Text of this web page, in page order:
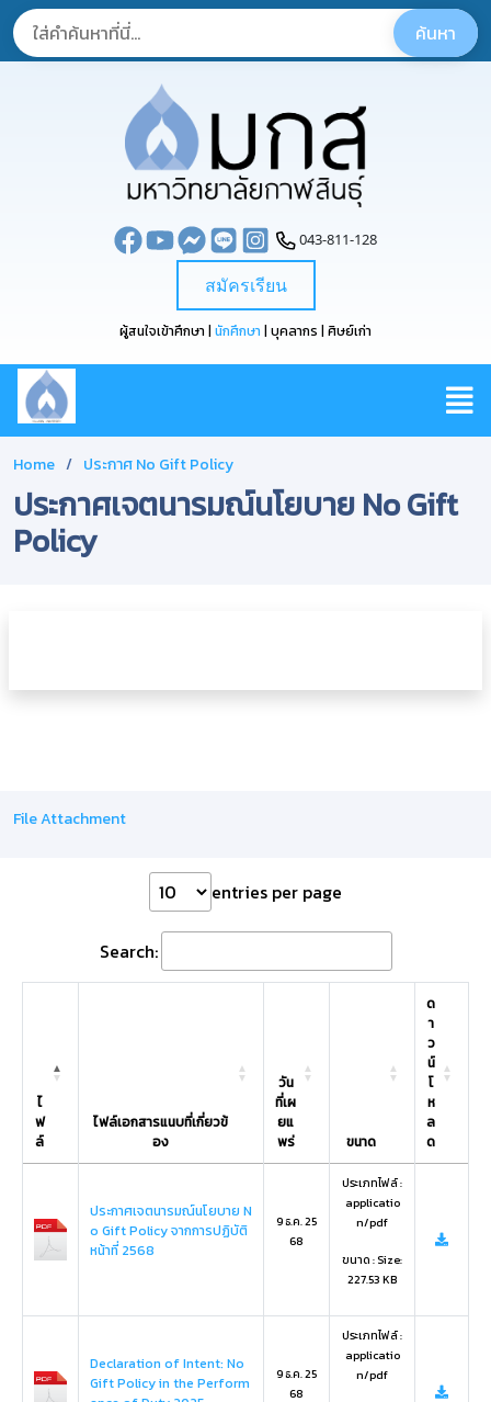
043-811-128
สมัครเรียน
ผู้สนใจเข้าศึกษา | นักศึกษา | บุคลากร | ศิษย์เก่า
Home ประกาศ No Gift Policy
ประกาศเจตนารมณ์นโยบาย No Gift
Policy
File Attachment
entries per page
Search:
ไ
ฟ
ล์
ไฟล์เอกสารแนบที่เกี่ยวข้
อง
วัน
ที่เผ
ยแ
พร่
ขนาด
ด
า
ว
น์
โ
ห
ล
ด
ประกาศเจตนารมณ์นโยบาย N
o Gift Policy จากการปฏิบัติ
หน้าที่ 2568
9 ธ.ค. 25
68
ประเภทไฟล์ :
applicatio
n/pdf
ขนาด : Size:
227.53 KB
Declaration of Intent: No
Gift Policy in the Perform
9 ธ.ค. 25
68
ประเภทไฟล์ :
applicatio
n/pdf